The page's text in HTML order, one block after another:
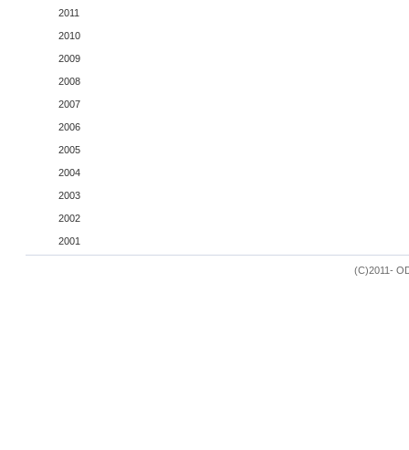
2011
2010
2009
2008
2007
2006
2005
2004
2003
2002
2001
(C)2011-